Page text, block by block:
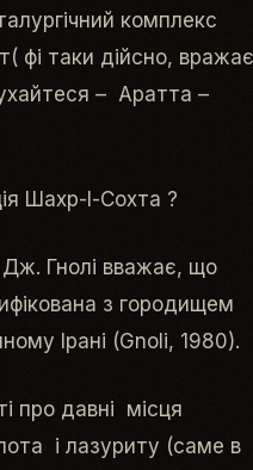
комплекс
фі таки дійсно, вражає
– Аратта –
Шахр-І-Сохта ?
Дж. Гнолі вважає, що
з городищем
Ірані (Gnoli, 1980).
про давні місця
і лазуриту (саме в